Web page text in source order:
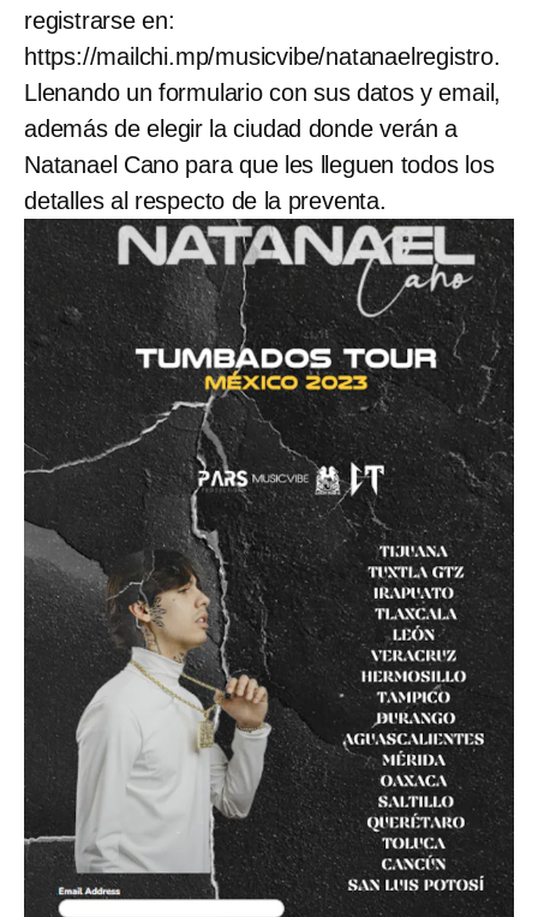
registrarse en:
https://mailchi.mp/musicvibe/natanaelregistro.
Llenando un formulario con sus datos y email,
además de elegir la ciudad donde verán a
Natanael Cano para que les lleguen todos los
detalles al respecto de la preventa.